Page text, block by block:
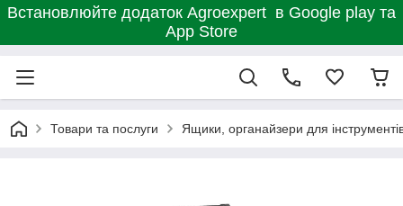
Встановлюйте додаток Agroexpert в Google play та
App Store
Товари та послуги Ящики, органайзери для